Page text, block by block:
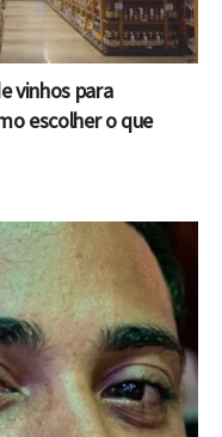
vinhos para
escolher o que